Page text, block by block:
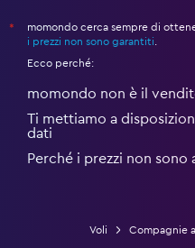
*
momondo cerca sempre di
i prezzi non sono garantiti
Ecco perché:
momondo non è il
Ti mettiamo a
dati
Perché i prezzi non sono
Voli Compagnie